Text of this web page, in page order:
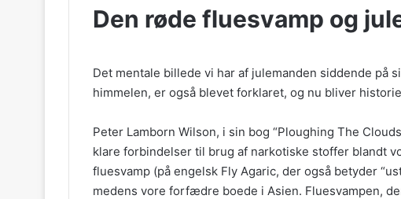
Den røde fluesvamp og
Det mentale billede vi har af julemanden siddende på
himmelen, er også blevet forklaret, og nu bliver
Peter Lamborn Wilson, i sin bog “Ploughing The
klare forbindelser til brug af narkotiske stoffer blandt
fluesvamp (på engelsk Fly Agaric, der også betyder
medens vore forfædre boede i Asien. Fluesvampen,